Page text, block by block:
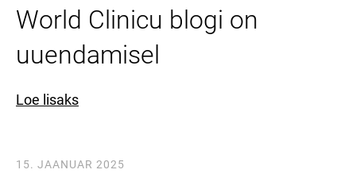
World Clinicu blogi on
uuendamisel
Loe lisaks
15. JAANUAR 2025